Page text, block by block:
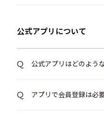
公式アプリについて
公式アプリはどのよう
アプリで会員登録は必